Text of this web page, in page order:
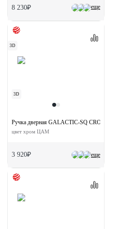
еще
8 230₽
3D
3D
еще
Ручка дверная GALACTIC-SQ CRO
цвет хром ЦАМ
3 920₽